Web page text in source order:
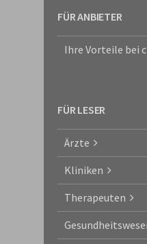
FÜR ANBIETER
Ihre Vorteile bei
FÜR LESER
Ärzte
Kliniken
Therapeuten